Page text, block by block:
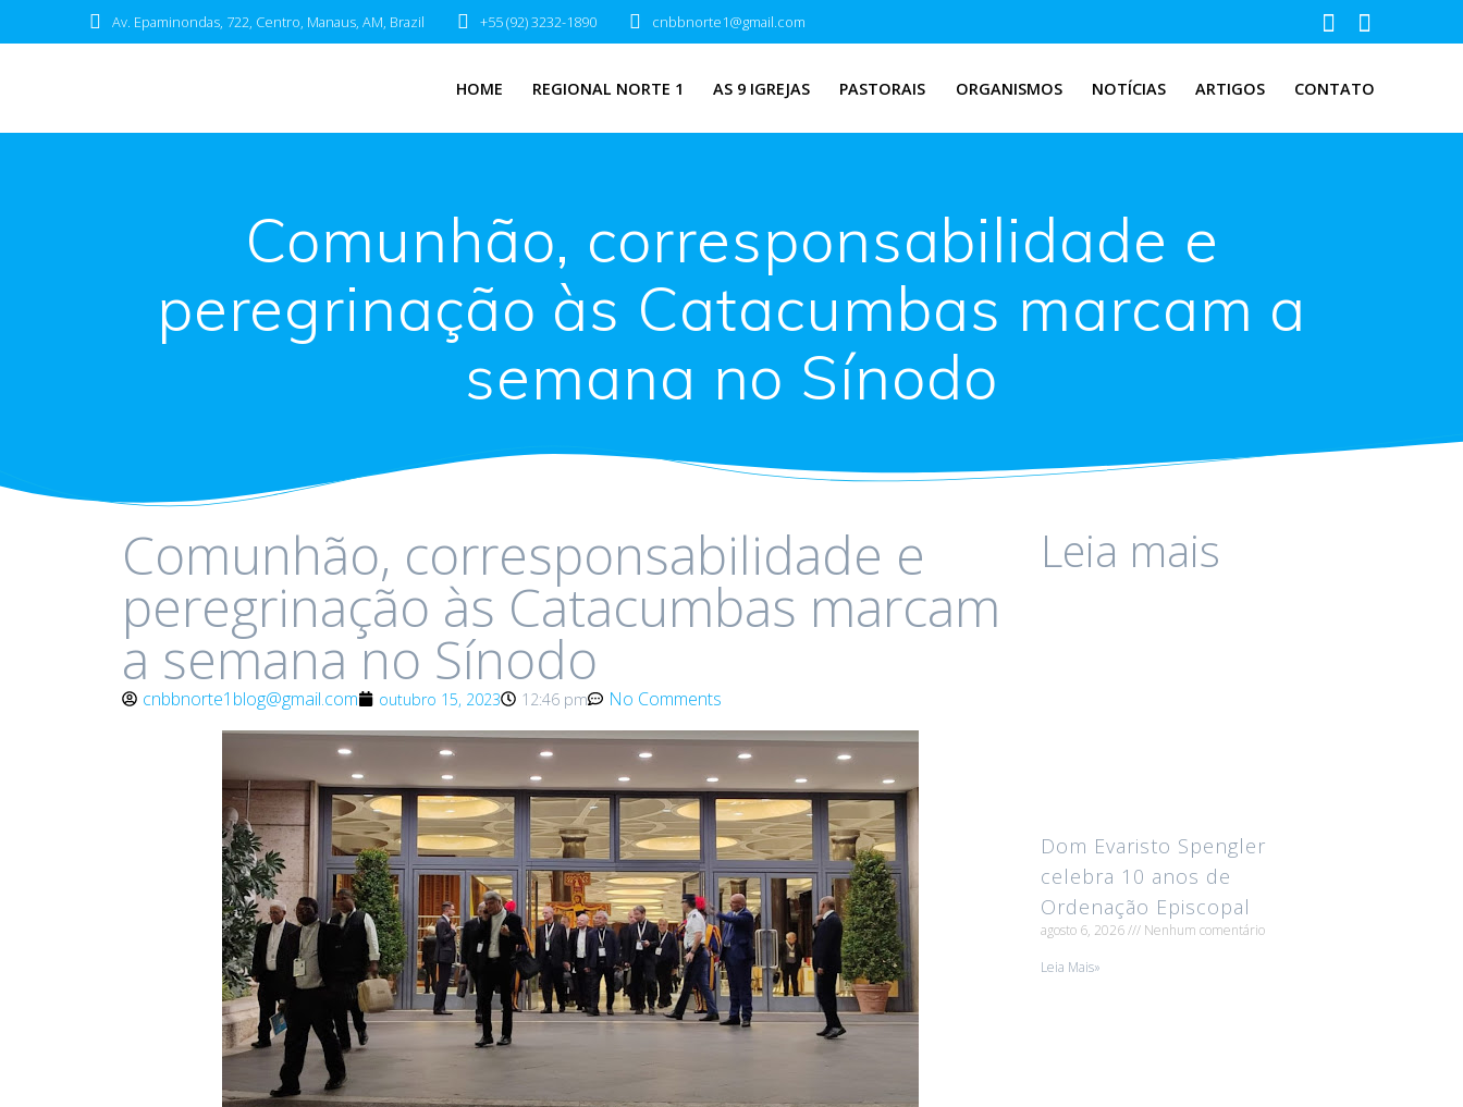
Av. Epaminondas, 722, Centro, Manaus, AM, Brazil +55 (92) 3232-1890 cnbbnorte1@gmail.com
HOME REGIONAL NORTE 1 AS 9 IGREJAS PASTORAIS ORGANISMOS NOTÍCIAS ARTIGOS CONTATO
Comunhão, corresponsabilidade e
peregrinação às Catacumbas marcam a
semana no Sínodo
Leia mais
Dom Evaristo Spengler
celebra 10 anos de
Ordenação Episcopal
agosto 6, 2026
Nenhum comentário
Leia Mais»
Comunhão, corresponsabilidade e
peregrinação às Catacumbas marcam
a semana no Sínodo
cnbbnorte1blog@gmail.com outubro 15, 2023 12:46 pm No Comments